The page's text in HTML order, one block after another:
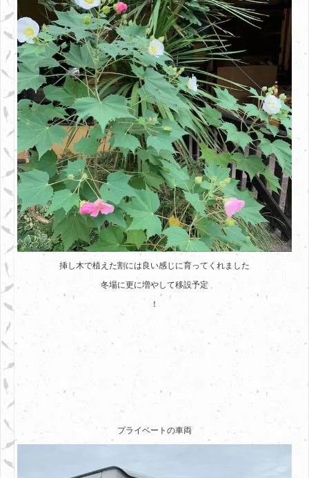
挿し木で植えた割には良い感じに育ってくれました
冬場に更に増やして移設予定
！
プライベートの車両